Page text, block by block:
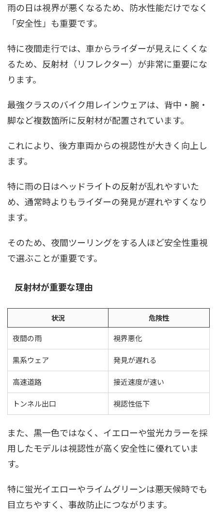
雨の日は視界が悪くなるため、防水性能だけでなく
「安全性」も重要です。
特に夜間走行では、車からライダーが見えにくくな
るため、反射材（リフレクター）が非常に重要にな
ります。
最強クラスのバイク用レインウェアは、背中・腕・
脚など複数箇所に反射材が配置されています。
これにより、後方車両からの視認性が大きく向上し
ます。
特に雨の日はヘッドライトの反射が乱れやすいた
め、通常時よりもライダーの発見が遅れやすくなり
ます。
そのため、夜間ツーリングをする人ほど安全性重視
で選ぶことが重要です。
反射材が重要な理由
状況
危険性
夜間の雨
視界悪化
黒系ウェア 発見が遅れる
高速道路 接近速度が速い
トンネル出口 視認性低下
また、黒一色ではなく、イエローや蛍光カラーを採
用したモデルは視認性が高く安全性に優れていま
す。
特に蛍光イエローやライムグリーンは悪天候時でも
目立ちやすく、事故防止につながります。